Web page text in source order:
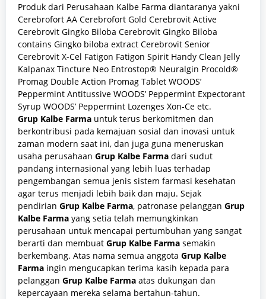
Produk dari Perusahaan Kalbe Farma diantaranya yakni
Cerebrofort AA Cerebrofort Gold Cerebrovit Active
Cerebrovit Gingko Biloba Cerebrovit Gingko Biloba
contains Gingko biloba extract Cerebrovit Senior
Cerebrovit X-Cel Fatigon Fatigon Spirit Handy Clean Jelly
Kalpanax Tincture Neo Entrostop® Neuralgin Procold®
Promag Double Action Promag Tablet WOODS’
Peppermint Antitussive WOODS’ Peppermint Expectorant
Syrup WOODS’ Peppermint Lozenges Xon-Ce etc.
Grup Kalbe Farma untuk terus berkomitmen dan
berkontribusi pada kemajuan sosial dan inovasi untuk
zaman modern saat ini, dan juga guna meneruskan
usaha perusahaan Grup Kalbe Farma dari sudut
pandang internasional yang lebih luas terhadap
pengembangan semua jenis sistem farmasi kesehatan
agar terus menjadi lebih baik dan maju. Sejak
pendirian Grup Kalbe Farma, patronase pelanggan Grup
Kalbe Farma yang setia telah memungkinkan
perusahaan untuk mencapai pertumbuhan yang sangat
berarti dan membuat Grup Kalbe Farma semakin
berkembang. Atas nama semua anggota Grup Kalbe
Farma ingin mengucapkan terima kasih kepada para
pelanggan Grup Kalbe Farma atas dukungan dan
kepercayaan mereka selama bertahun-tahun.